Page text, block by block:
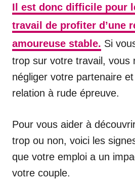
Il est donc difficile pour
travail de profiter d’une
amoureuse stable. Si
trop sur votre travail, vous
négliger votre partenaire
relation à rude épreuve.
Pour vous aider à
trop ou non, voici les
que votre emploi a un
votre couple.